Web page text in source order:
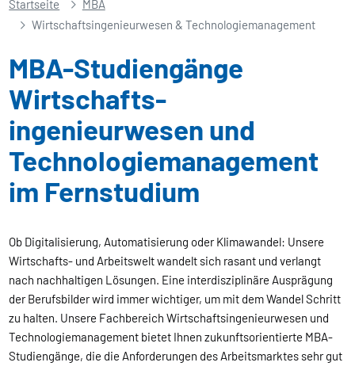
Startseite
MBA
Wirtschaftsingenieurwesen & Technologiemanagement
MBA-Studiengänge
Wirtschafts­
ingenieurwesen und
Technologie­management
im Fernstudium
Ob Digitalisierung, Automatisierung oder Klimawandel: Unsere
Wirtschafts- und Arbeitswelt wandelt sich rasant und verlangt
nach nachhaltigen Lösungen. Eine interdisziplinäre Ausprägung
der Berufsbilder wird immer wichtiger, um mit dem Wandel Schritt
zu halten. Unsere Fachbereich Wirtschaftsingenieurwesen und
Technologiemanagement bietet Ihnen zukunftsorientierte MBA-
Studiengänge, die die Anforderungen des Arbeitsmarktes sehr gut